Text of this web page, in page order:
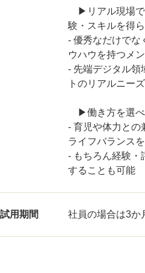
▶リアル現場で
験・スキルを得ら
- 優秀なだけでな
ウハウを持つメ
- 先端デジタル領
トのリアルニー
▶働き方を選べ
- 育児や体力との
ライフバランス
- もちろん経験・
することも可能
試用期間 社員の場合は3か